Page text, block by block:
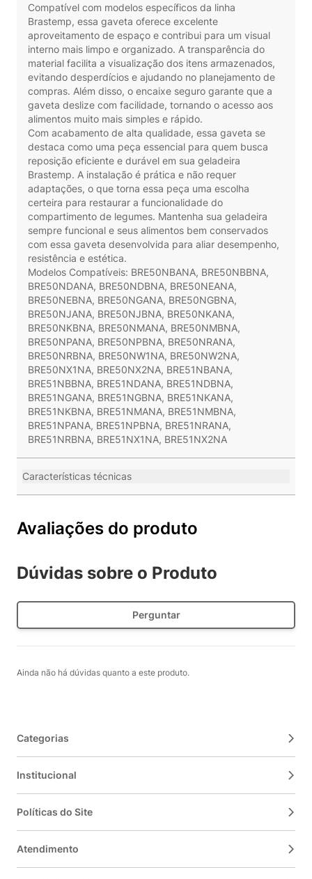
Compatível com modelos específicos da linha
Brastemp, essa gaveta oferece excelente
aproveitamento de espaço e contribui para um visual
interno mais limpo e organizado. A transparência do
material facilita a visualização dos itens armazenados,
evitando desperdícios e ajudando no planejamento de
compras. Além disso, o encaixe seguro garante que a
gaveta deslize com facilidade, tornando o acesso aos
alimentos muito mais simples e rápido.
Com acabamento de alta qualidade, essa gaveta se
destaca como uma peça essencial para quem busca
reposição eficiente e durável em sua geladeira
Brastemp. A instalação é prática e não requer
adaptações, o que torna essa peça uma escolha
certeira para restaurar a funcionalidade do
compartimento de legumes. Mantenha sua geladeira
sempre funcional e seus alimentos bem conservados
com essa gaveta desenvolvida para aliar desempenho,
resistência e estética.
Modelos Compatíveis: BRE50NBANA, BRE50NBBNA,
BRE50NDANA, BRE50NDBNA, BRE50NEANA,
BRE50NEBNA, BRE50NGANA, BRE50NGBNA,
BRE50NJANA, BRE50NJBNA, BRE50NKANA,
BRE50NKBNA, BRE50NMANA, BRE50NMBNA,
BRE50NPANA, BRE50NPBNA, BRE50NRANA,
BRE50NRBNA, BRE50NW1NA, BRE50NW2NA,
BRE50NX1NA, BRE50NX2NA, BRE51NBANA,
BRE51NBBNA, BRE51NDANA, BRE51NDBNA,
BRE51NGANA, BRE51NGBNA, BRE51NKANA,
BRE51NKBNA, BRE51NMANA, BRE51NMBNA,
BRE51NPANA, BRE51NPBNA, BRE51NRANA,
BRE51NRBNA, BRE51NX1NA, BRE51NX2NA
Características técnicas
Avaliações do produto
Dúvidas sobre o Produto
Perguntar
Ainda não há dúvidas quanto a este produto.
Categorias
Institucional
Políticas do Site
Atendimento